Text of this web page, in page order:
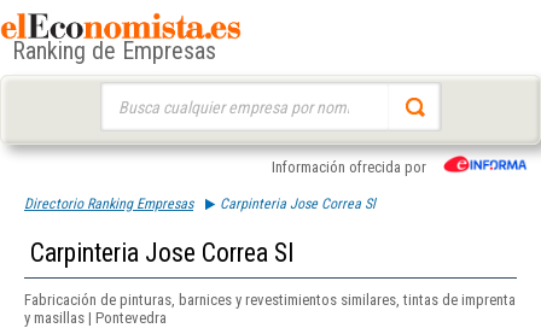
Ranking de Empresas
Información ofrecida por
Directorio Ranking Empresas Carpinteria Jose Correa Sl
Carpinteria Jose Correa Sl
Fabricación de pinturas, barnices y revestimientos similares, tintas de imprenta
y masillas | Pontevedra